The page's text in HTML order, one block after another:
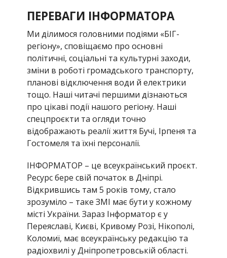
ПЕРЕВАГИ ІНФОРМАТОРА
Ми ділимося головними подіями «БІГ-
регіону», сповіщаємо про основні
політичні, соціальні та культурні заходи,
зміни в роботі громадського транспорту,
планові відключення води й електрики
тощо. Наші читачі першими дізнаються
про цікаві події нашого регіону. Наші
спецпроєкти та огляди точно
відображають реалії життя Бучі, Ірпеня та
Гостомеля та їхні персоналії.
ІНФОРМАТОР – це всеукраїнський проєкт.
Ресурс бере свій початок в Дніпрі.
Відкрившись там 5 років тому, стало
зрозуміло – таке ЗМІ має бути у кожному
місті України. Зараз Інформатор є у
Переяславі, Києві, Кривому Розі, Нікополі,
Коломиї, має всеукраїнську редакцію та
радіохвилі у Дніпропетровській області.